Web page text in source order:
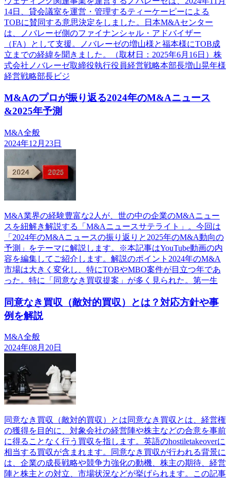
14日、貸会議室を運営・管理するティーケーピーによる
TOBに賛同する意思決定をしました。日本M&Aセンター
は、ノバレーゼ側のファイナンシャル・アドバイザー
（FA）として支援。ノバレーゼの増山様と福本様にTOB成
立までの経緯を聞きました。（取材日：2025年6月16日）株
式会社ノバレーゼ取締役執行役員経営戦略本部長増山晃年様
経営戦略部長ビジ
M&Aのプロが振り返る2024年のM&Aニュース
&2025年予測
M&A全般
2024年12月23日
M&A業界の経験豊富な2人が、世の中の企業のM&Aニュー
スを紐解き解説する「M&Aニュースサテライト」。今回は
「2024年のM&Aニュースの振り返りと2025年のM&A動向の
予測」をテーマに解説します。※本記事はYouTube動画の内
容を編集してご紹介します。解説のポイント2024年のM&A
市場は大きく変化し、特にTOBやMBO案件が目立つ年であ
った。特に「同意なき買収提案」が多く見られた。第一生
同意なき買収（敵対的買収）とは？対応方針や事
例を解説
M&A全般
2024年08月20日
同意なき買収（敵対的買収）とは同意なき買収とは、経営権
の獲得を目的に、対象会社の経営陣や株主などの合意を事前
に得ることなく行う買収を指します。英語のhostiletakeoverに
相当する買収が含まれます。同意なき買収が行われる背景に
は、企業の成長戦略や競争力強化の動機、株主の期待、経営
陣と株主との対立、市場状況などが挙げられます。この記事